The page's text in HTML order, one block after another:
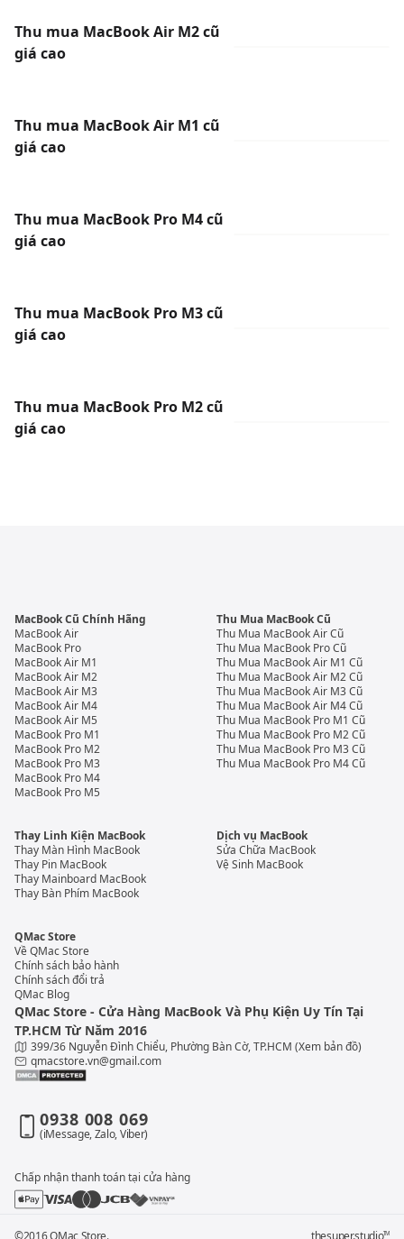
Thu mua MacBook Air M2 cũ
giá cao
Thu mua MacBook Air M1 cũ
giá cao
Thu mua MacBook Pro M4 cũ
giá cao
Thu mua MacBook Pro M3 cũ
giá cao
Thu mua MacBook Pro M2 cũ
giá cao
MacBook Cũ Chính Hãng
MacBook Air
MacBook Pro
MacBook Air M1
MacBook Air M2
MacBook Air M3
MacBook Air M4
MacBook Air M5
MacBook Pro M1
MacBook Pro M2
MacBook Pro M3
MacBook Pro M4
MacBook Pro M5
Thu Mua MacBook Cũ
Thu Mua MacBook Air Cũ
Thu Mua MacBook Pro Cũ
Thu Mua MacBook Air M1 Cũ
Thu Mua MacBook Air M2 Cũ
Thu Mua MacBook Air M3 Cũ
Thu Mua MacBook Air M4 Cũ
Thu Mua MacBook Pro M1 Cũ
Thu Mua MacBook Pro M2 Cũ
Thu Mua MacBook Pro M3 Cũ
Thu Mua MacBook Pro M4 Cũ
Thay Linh Kiện MacBook
Thay Màn Hình MacBook
Thay Pin MacBook
Thay Mainboard MacBook
Thay Bàn Phím MacBook
Dịch vụ MacBook
Sửa Chữa MacBook
Vệ Sinh MacBook
QMac Store
Về QMac Store
Chính sách bảo hành
Chính sách đổi trả
QMac Blog
QMac Store - Cửa Hàng MacBook Và Phụ Kiện Uy Tín Tại
TP.HCM Từ Năm 2016
399/36 Nguyễn Đình Chiểu, Phường Bàn Cờ, TP.HCM (Xem bản đồ)
qmacstore.vn@gmail.com
0938 008 069
(iMessage, Zalo, Viber)
Chấp nhận thanh toán tại cửa hàng
TM